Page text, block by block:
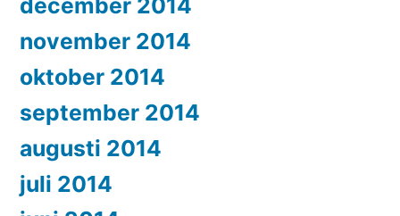
december 2014
november 2014
oktober 2014
september 2014
augusti 2014
juli 2014